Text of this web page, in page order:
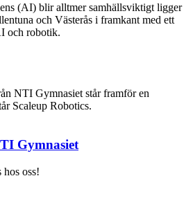
(AI) blir alltmer samhällsviktigt ligger
och Västerås i framkant med ett
och robotik.
Gymnasiet
oss!